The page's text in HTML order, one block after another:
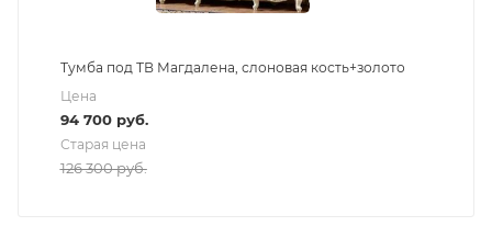
Тумба под ТВ Магдалена, слоновая кость+золото
Цена
94 700руб.
Старая цена
126 300руб.